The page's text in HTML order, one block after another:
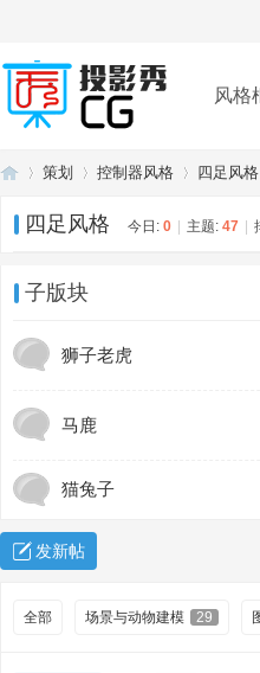
风格
插件 帮助 下载
策划 控制器风格 四足风格
四足风格 今日: 0 主题: 47
子版块
狮子老虎
马鹿
猫兔子
发新帖
全部 场景与动物建模 29